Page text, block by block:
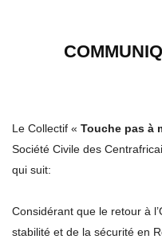
Le Collectif « Touche pas à
Société Civile des
qui suit:
Considérant que le retour à
stabilité et de la sécurité en